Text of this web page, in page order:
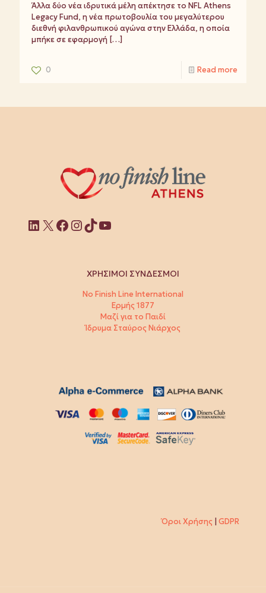
Άλλα δύο νέα ιδρυτικά μέλη απέκτησε το NFL Athens
Legacy Fund, η νέα πρωτοβουλία του μεγαλύτερου
διεθνή φιλανθρωπικού αγώνα στην Ελλάδα, η οποία
μπήκε σε εφαρμογή […]
0 Read more
Linkedin
X Facebook
Instagram
TikTok
YouTube
ΧΡΗΣΙΜΟΙ ΣΥΝΔΕΣΜΟΙ
No Finish Line International
Ερμής 1877
Μαζί για το Παιδί
Ίδρυμα Σταύρος Νιάρχος
Όροι Χρήσης GDPR